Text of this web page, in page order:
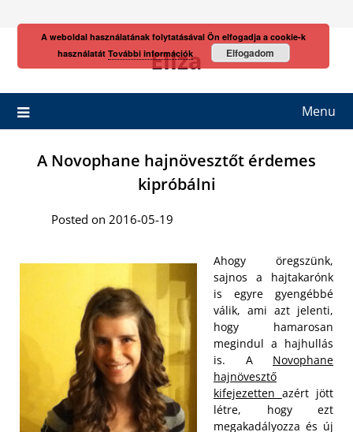
Eliza
Menu
A Novophane hajnövesztőt érdemes
kipróbálni
Posted on 2016-05-19
Ahogy öregszünk,
sajnos a hajtakarónk
is egyre gyengébbé
válik, ami azt jelenti,
hogy hamarosan
megindul a hajhullás
is. A Novophane
hajnövesztő
kifejezetten azért jött
létre, hogy ezt
megakadályozza és új
A weboldal használatának folytatásával Ön elfogadja a cookie-k
használatát További információk Elfogadom